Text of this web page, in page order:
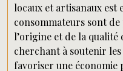
locaux et artisanaux est
consommateurs sont
l’origine et de la qualité
cherchant à soutenir
favoriser une économie